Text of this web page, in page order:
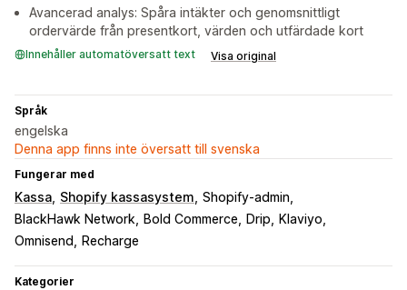
Avancerad analys: Spåra intäkter och genomsnittligt
ordervärde från presentkort, värden och utfärdade kort
Innehåller automatöversatt text Visa original
Språk
engelska
Denna app finns inte översatt till svenska
Fungerar med
Kassa Shopify kassasystem Shopify-admin
BlackHawk Network
Bold Commerce Drip
Klaviyo
Omnisend
Recharge
Kategorier